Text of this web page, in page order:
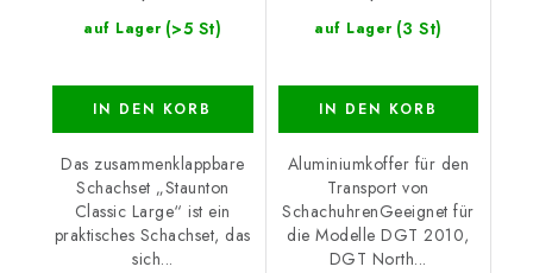
auf Lager (>5 St)
IN DEN KORB
Das zusammenklappbare
Schachset „Staunton
Classic Large“ ist ein
praktisches Schachset, das
sich...
auf Lager (3 St)
IN DEN KORB
Aluminiumkoffer für den
Transport von
SchachuhrenGeeignet für
die Modelle DGT 2010,
DGT North...